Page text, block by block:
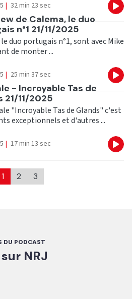
| 32 min 23 sec
de Calema, le duo
n°1 21/11/2025
duo portugais n°1, sont avec Mike
de monter ...
| 25 min 37 sec
- Incroyable Tas de
21/11/2025
"Incroyable Tas de Glands" c'est
exceptionnels et d'autres ...
| 17 min 13 sec
1 2 3
DU PODCAST
NRJ